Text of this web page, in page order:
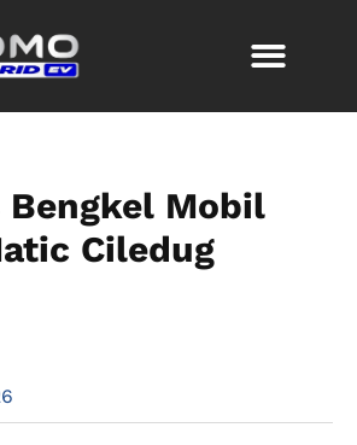
Bengkel Mobil
Ciledug